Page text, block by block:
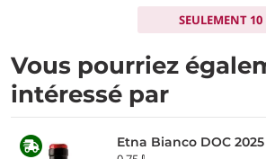
SEULEMENT
Vous pourriez
intéressé par
Etna Bianco DOC